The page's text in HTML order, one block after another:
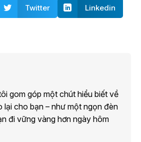
Twitter Linkedin
gom góp một chút hiểu biết về
lại cho bạn – như một ngọn đèn
đi vững vàng hơn ngày hôm